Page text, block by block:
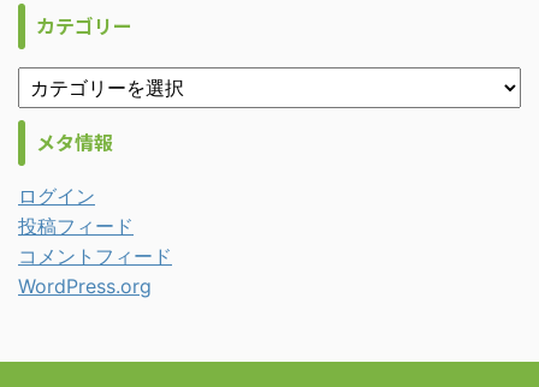
カテゴリー
メタ情報
ログイン
投稿フィード
コメントフィード
WordPress.org